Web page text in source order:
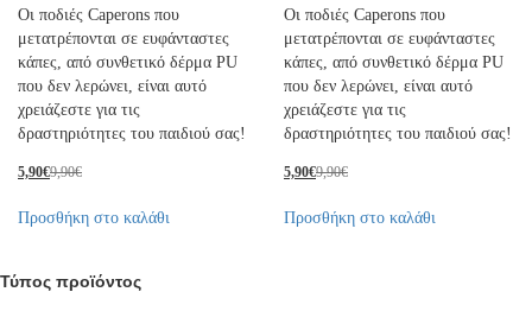
Οι ποδιές Caperons που
μετατρέπονται σε ευφάνταστες
κάπες, από συνθετικό δέρμα PU
που δεν λερώνει, είναι αυτό
χρειάζεστε για τις
δραστηριότητες του παιδιού σας!
5,90€9,90€
Προσθήκη στο καλάθι
Οι ποδιές Caperons που
μετατρέπονται σε ευφάνταστες
κάπες, από συνθετικό δέρμα PU
που δεν λερώνει, είναι αυτό
χρειάζεστε για τις
δραστηριότητες του παιδιού σας!
5,90€9,90€
Προσθήκη στο καλάθι
Τύπος προϊόντος